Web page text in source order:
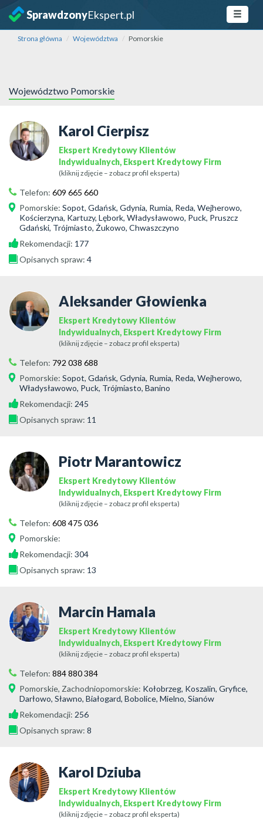
SprawdzonyEkspert.pl
Strona główna Województwa Pomorskie
Województwo Pomorskie
Karol Cierpisz
Ekspert Kredytowy Klientów
Indywidualnych, Ekspert Kredytowy Firm
(kliknij zdjęcie – zobacz profil eksperta)
Telefon: 609 665 660
Pomorskie: Sopot, Gdańsk, Gdynia, Rumia, Reda, Wejherowo,
Kościerzyna, Kartuzy, Lębork, Władysławowo, Puck, Pruszcz
Gdański, Trójmiasto, Żukowo, Chwaszczyno
Rekomendacji: 177
Opisanych spraw: 4
Aleksander Głowienka
Ekspert Kredytowy Klientów
Indywidualnych, Ekspert Kredytowy Firm
(kliknij zdjęcie – zobacz profil eksperta)
Telefon: 792 038 688
Pomorskie: Sopot, Gdańsk, Gdynia, Rumia, Reda, Wejherowo,
Władysławowo, Puck, Trójmiasto, Banino
Rekomendacji: 245
Opisanych spraw: 11
Piotr Marantowicz
Ekspert Kredytowy Klientów
Indywidualnych, Ekspert Kredytowy Firm
(kliknij zdjęcie – zobacz profil eksperta)
Telefon: 608 475 036
Pomorskie:
Rekomendacji: 304
Opisanych spraw: 13
Marcin Hamala
Ekspert Kredytowy Klientów
Indywidualnych, Ekspert Kredytowy Firm
(kliknij zdjęcie – zobacz profil eksperta)
Telefon: 884 880 384
Pomorskie, Zachodniopomorskie: Kołobrzeg, Koszalin, Gryfice,
Darłowo, Sławno, Białogard, Bobolice, Mielno, Sianów
Rekomendacji: 256
Opisanych spraw: 8
Karol Dziuba
Ekspert Kredytowy Klientów
Indywidualnych, Ekspert Kredytowy Firm
(kliknij zdjęcie – zobacz profil eksperta)